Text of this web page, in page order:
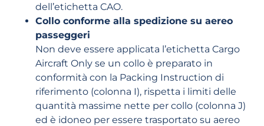
dell’etichetta CAO.
Collo conforme alla spedizione su aereo
passeggeri
Non deve essere applicata l’etichetta Cargo
Aircraft Only se un collo è preparato in
conformità con la Packing Instruction di
riferimento (colonna I), rispetta i limiti delle
quantità massime nette per collo (colonna J)
ed è idoneo per essere trasportato su aereo